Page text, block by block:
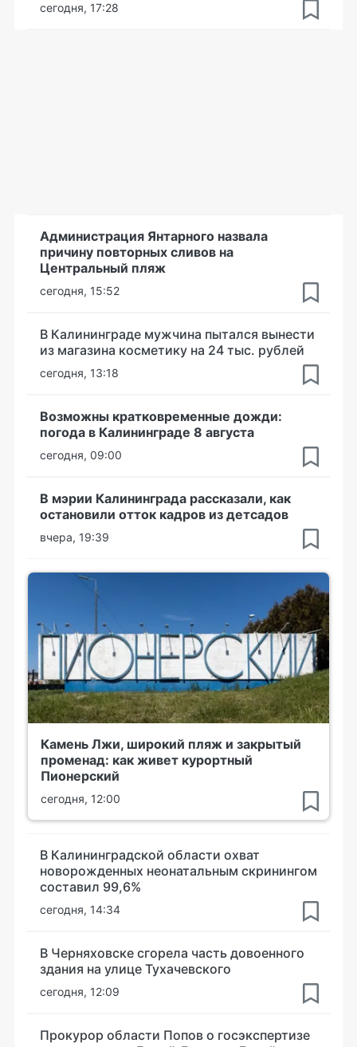
сегодня, 17:28
Администрация Янтарного назвала
причину повторных сливов на
Центральный пляж
сегодня, 15:52
В Калининграде мужчина пытался вынести
из магазина косметику на 24 тыс. рублей
сегодня, 13:18
Возможны кратковременные дожди:
погода в Калининграде 8 августа
сегодня, 09:00
В мэрии Калининграда рассказали, как
остановили отток кадров из детсадов
вчера, 19:39
Камень Лжи, широкий пляж и закрытый
променад: как живет курортный
Пионерский
сегодня, 12:00
В Калининградской области охват
новорожденных неонатальным скринингом
составил 99,6%
сегодня, 14:34
В Черняховске сгорела часть довоенного
здания на улице Тухачевского
сегодня, 12:09
Прокурор области Попов о госэкспертизе